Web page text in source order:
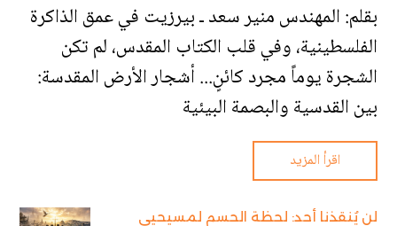
بقلم: المهندس منير سعد ـ بيرزيت في عمق الذاكرة
الفلسطينية، وفي قلب الكتاب المقدس، لم تكن
الشجرة يوماً مجرد كائنٍ... أشجار الأرض المقدسة:
بين القدسية والبصمة البيئية
اقرأ المزيد
لن يُنقذنا أحد: لحظة الحسم لمسيحيي